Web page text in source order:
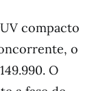
compacto
o
O